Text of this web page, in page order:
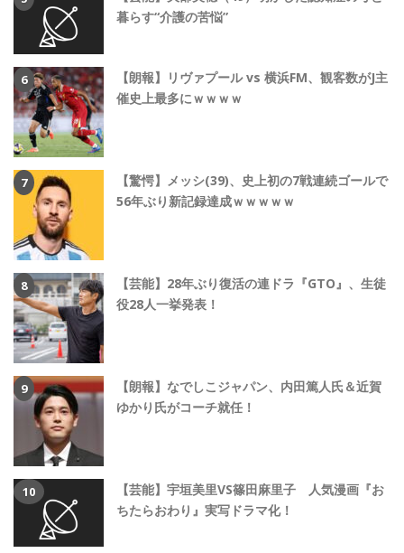
暮らす“介護の苦悩”
【朗報】リヴァプール vs 横浜FM、観客数がJ主
催史上最多にｗｗｗｗ
【驚愕】メッシ(39)、史上初の7戦連続ゴールで
56年ぶり新記録達成ｗｗｗｗｗ
【芸能】28年ぶり復活の連ドラ『GTO』、生徒
役28人一挙発表！
【朗報】なでしこジャパン、内田篤人氏＆近賀
ゆかり氏がコーチ就任！
【芸能】宇垣美里VS篠田麻里子 人気漫画『お
ちたらおわり』実写ドラマ化！